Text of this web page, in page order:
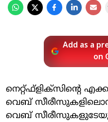
Add as a
on
നെറ്റ്ഫ്‌ളിക്‌സിന്റെ
വെബ്
വെബ് സീരീസുകളുടേയും